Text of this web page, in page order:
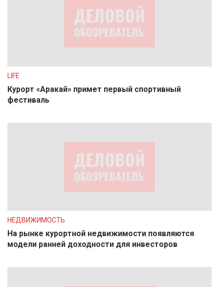
LIFE
Курорт «Аракай» примет первый спортивный
фестиваль
НЕДВИЖИМОСТЬ
На рынке курортной недвижимости появляются
модели ранней доходности для инвесторов